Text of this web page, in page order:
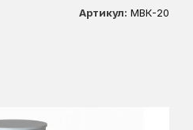
Артикул: МВК-20